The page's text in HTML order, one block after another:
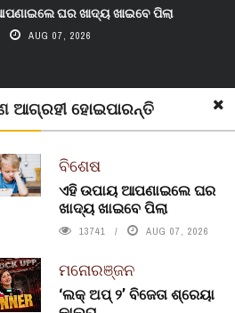
ଆଗ୍ରହୀ ହୋଇପାରନ୍ତି
ବିଶେଷ
ଏହି ଉପାୟ ଆପଣାଇଲେ ଘର
ଖାଦ୍ୟ ଖାଇବେ ପିଲା
13741 AUG 07, 2026
ମନୋରଞ୍ଜନ
‘ଲକ୍ ଅପ୍ ୨’ ବିଜେତା ଶ୍ରେୟା
ଘର ଖାଦ୍ୟ ଖାଇବେ ପିଲା
AUG 07, 2026